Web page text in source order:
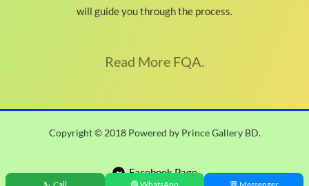
will guide you through the process.
Read More FQA.
Copyright © 2018 Powered by Prince Gallery BD.
Facebook Page